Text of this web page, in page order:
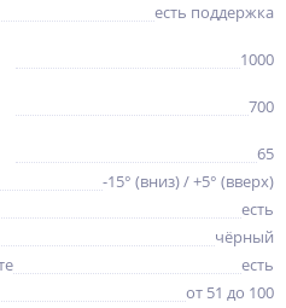
есть поддержка
1000
700
65
-15° (вниз) / +5° (вверх)
есть
чёрный
есть
от 51 до 100